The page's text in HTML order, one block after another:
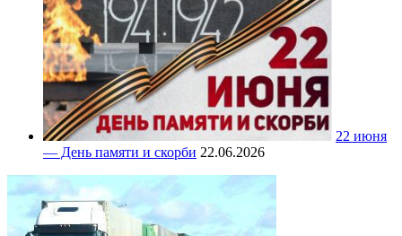
22 июня
— День памяти и скорби 22.06.2026